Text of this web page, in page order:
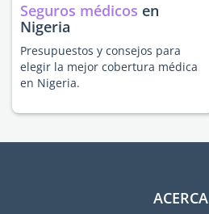
Seguros médicos en
Nigeria
Presupuestos y consejos para
elegir la mejor cobertura médica
en Nigeria.
ACERCA